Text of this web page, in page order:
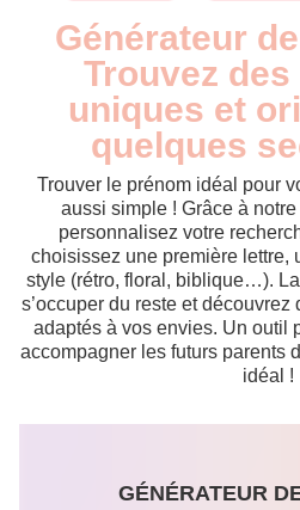
Générateur
Trouvez
uniques et
quelques
Trouver le prénom idéal pour
aussi simple ! Grâce à
personnalisez votre
choisissez une première lettre,
style (rétro, floral, biblique…).
s’occuper du reste et
adaptés à vos envies. Un outil
accompagner les futurs parents
idéal !
GÉNÉRATEUR